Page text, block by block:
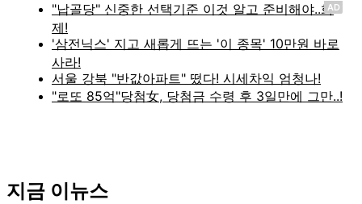
AD
지금 이뉴스